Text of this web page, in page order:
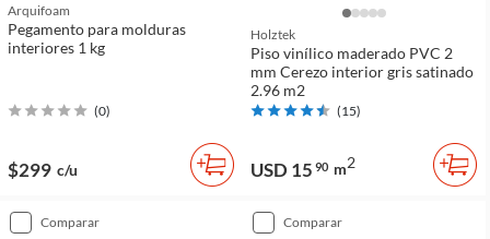
Arquifoam
Pegamento para molduras
interiores 1 kg
(0)
$299 c/u
Holztek
Piso vinílico maderado PVC 2
mm Cerezo interior gris satinado
2.96 m2
(15)
USD 15 90 m2
comparar comparar